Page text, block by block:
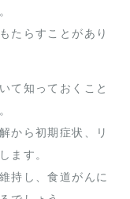
たらすことがあり
て知っておくこと
から初期症状、リ
ます。
持し、食道がんに